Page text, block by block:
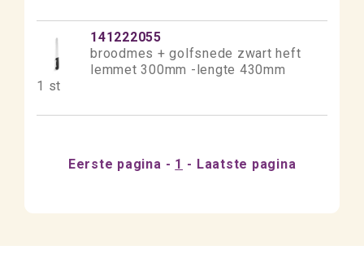
141222055
broodmes + golfsnede zwart heft
lemmet 300mm -lengte 430mm
1 st
Eerste pagina 1 Laatste pagina